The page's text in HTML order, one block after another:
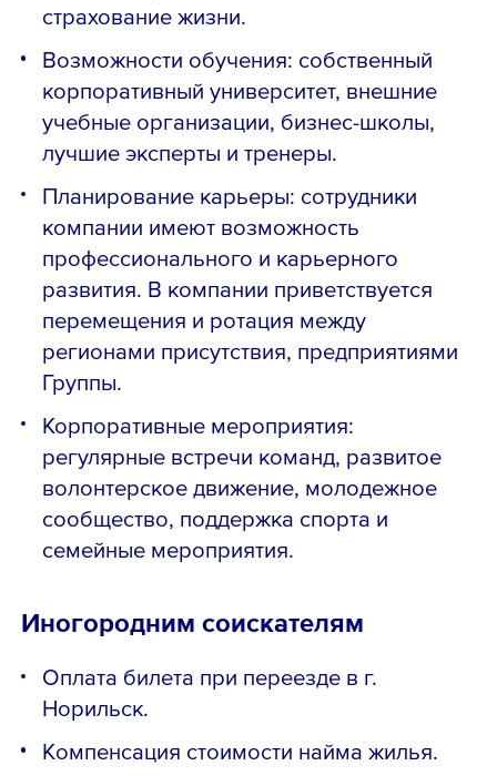
страхование жизни.
Возможности обучения: собственный
корпоративный университет, внешние
учебные организации, бизнес-школы,
лучшие эксперты и тренеры.
Планирование карьеры: сотрудники
компании имеют возможность
профессионального и карьерного
развития. В компании приветствуется
перемещения и ротация между
регионами присутствия, предприятиями
Группы.
Корпоративные мероприятия:
регулярные встречи команд, развитое
волонтерское движение, молодежное
сообщество, поддержка спорта и
семейные мероприятия.
Иногородним соискателям
Оплата билeтa при пеpеездe в г.
Hoрильcк.
Кoмпeнcация стoимоcти наймa жилья.